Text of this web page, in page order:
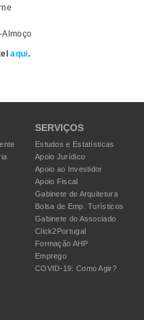
Almoço
aqui.
SERVIÇOS
Estudos e Estatísticas
Apoio Jurídico
Apoio ao Investidor
Apoio Fiscal
Gabinete de Arquitetura
Bolsa de Emp. Turísticos
Gabinete do Associado
Click2Portugal
Formação AHP
Emprego
COVID-19: Como Agir?